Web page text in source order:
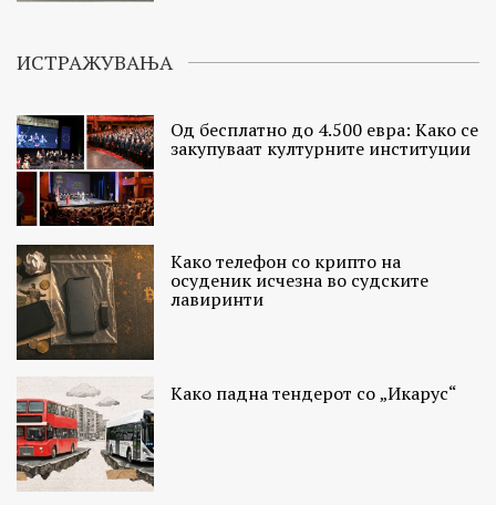
ИСТРАЖУВАЊА
Од бесплатно до 4.500 евра: Како се
закупуваат културните институции
Како телефон со крипто на
осуденик исчезна во судските
лавиринти
Како падна тендерот со „Икарус“